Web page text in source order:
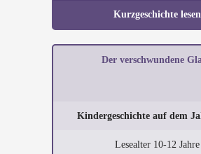
Kurzgeschichte lesen
Der verschwundene
Kindergeschichte auf dem
Lesealter 10-12 Jahre